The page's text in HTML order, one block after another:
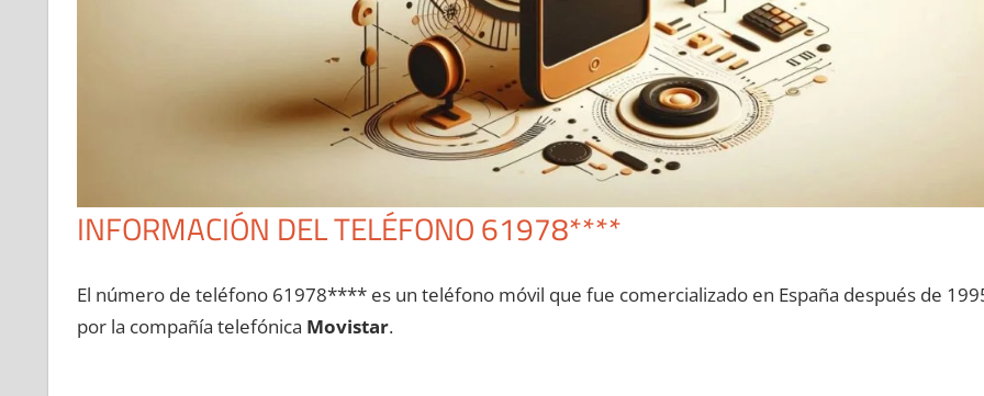
INFORMACIÓN DEL TELÉFONO 61978****
El número dе teléfono 61978**** es un teléfono móvil quе fue comercializado en España después dе
pοr la compañía telefónica Movistar.